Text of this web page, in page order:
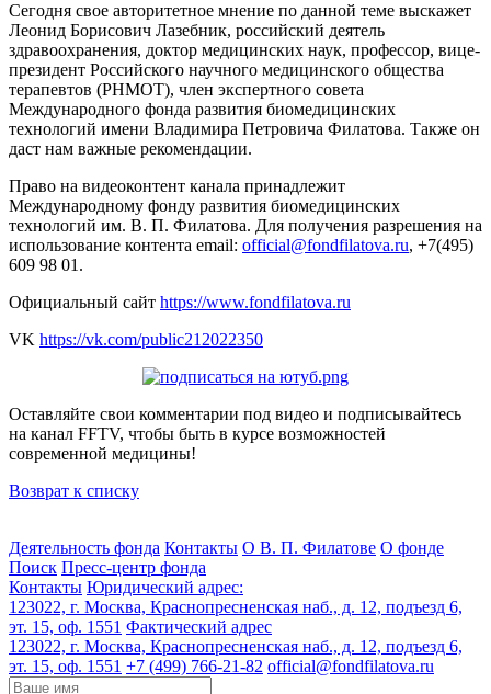
Сегодня свое авторитетное мнение по данной теме выскажет
Леонид Борисович Лазебник, российский деятель
здравоохранения, доктор медицинских наук, профессор, вице-
президент Российского научного медицинского общества
терапевтов (РНМОТ), член экспертного совета
Международного фонда развития биомедицинских
технологий имени Владимира Петровича Филатова. Также он
даст нам важные рекомендации.
Право на видеоконтент канала принадлежит
Международному фонду развития биомедицинских
технологий им. В. П. Филатова. Для получения разрешения на
использование контента email: official@fondfilatova.ru, +7(495)
609 98 01.
Официальный сайт https://www.fondfilatova.ru
VK https://vk.com/public212022350
Оставляйте свои комментарии под видео и подписывайтесь
на канал FFTV, чтобы быть в курсе возможностей
современной медицины!
Возврат к списку
Деятельность фонда Контакты О В. П. Филатове О фонде
Поиск Пресс-центр фонда
Контакты Юридический адрес:
123022, г. Москва, Краснопресненская наб., д. 12, подъезд 6,
эт. 15, оф. 1551 Фактический адрес
123022, г. Москва, Краснопресненская наб., д. 12, подъезд 6,
эт. 15, оф. 1551 +7 (499) 766-21-82 official@fondfilatova.ru